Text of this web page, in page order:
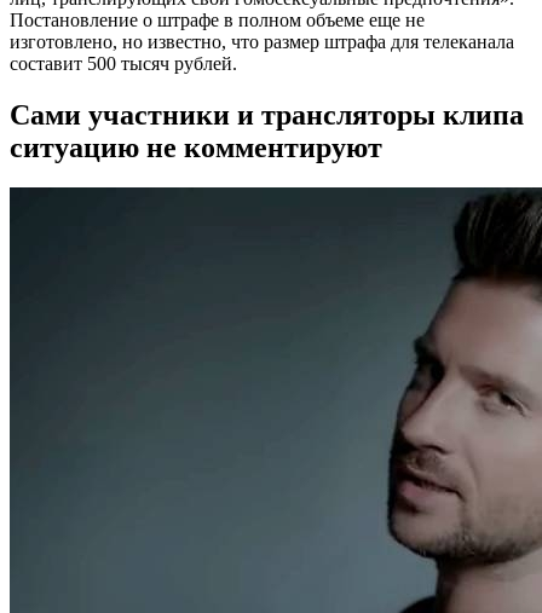
Постановление о штрафе в полном объеме еще не
изготовлено, но известно, что размер штрафа для телеканала
составит 500 тысяч рублей.
Сами участники и трансляторы клипа
ситуацию не комментируют